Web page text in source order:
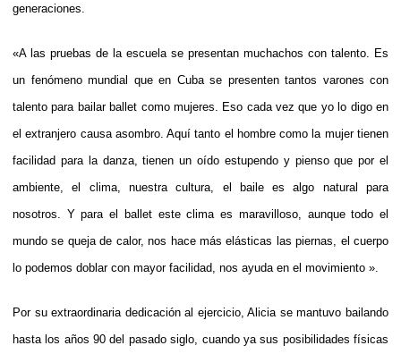
generaciones.
«A las pruebas de la escuela se presentan muchachos con talento. Es
un fenómeno mundial que en Cuba se presenten tantos varones con
talento para bailar ballet como mujeres. Eso cada vez que yo lo digo en
el extranjero causa asombro. Aquí tanto el hombre como la mujer tienen
facilidad para la danza, tienen un oído estupendo y pienso que por el
ambiente, el clima, nuestra cultura, el baile es algo natural para
nosotros. Y para el ballet este clima es maravilloso, aunque todo el
mundo se queja de calor, nos hace más elásticas las piernas, el cuerpo
lo podemos doblar con mayor facilidad, nos ayuda en el movimiento ».
Por su extraordinaria dedicación al ejercicio, Alicia se mantuvo bailando
hasta los años 90 del pasado siglo, cuando ya sus posibilidades físicas